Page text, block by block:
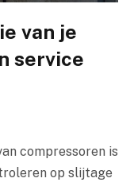
van je
service
compressoren is
op slijtage